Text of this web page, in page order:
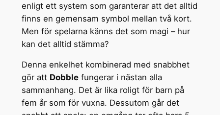
enligt ett system som garanterar att det alltid
finns en gemensam symbol mellan två kort.
Men för spelarna känns det som magi – hur
kan det alltid stämma?
Denna enkelhet kombinerad med snabbhet
gör att Dobblefungerar i nästan alla
sammanhang. Det är lika roligt för barn på
fem år som för vuxna. Dessutom går det